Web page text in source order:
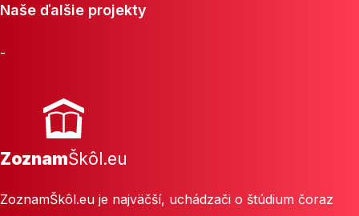
Naše ďalšie projekty
-
ZoznamŠkôl.eu
ZoznamŠkôl.eu je najväčší, uchádzači o štúdium čoraz